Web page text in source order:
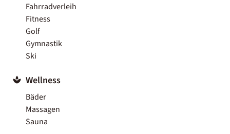
Fahrradverleih
Fitness
Golf
Gymnastik
Ski
Wellness
Bäder
Massagen
Sauna